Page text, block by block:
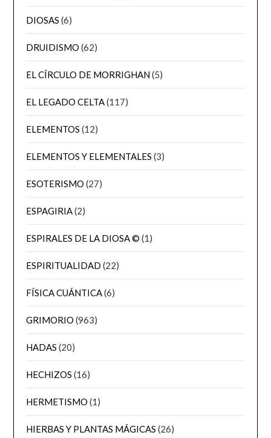
DIOSAS (6)
DRUIDISMO (62)
EL CÍRCULO DE MORRIGHAN(5)
EL LEGADO CELTA(117)
ELEMENTOS (12)
ELEMENTOS Y ELEMENTALES (3)
ESOTERISMO (27)
ESPAGIRIA(2)
ESPIRALES DE LA DIOSA © (1)
ESPIRITUALIDAD (22)
FÍSICA CUÁNTICA(6)
GRIMORIO (963)
HADAS (20)
HECHIZOS (16)
HERMETISMO (1)
HIERBAS Y PLANTAS MÁGICAS (26)